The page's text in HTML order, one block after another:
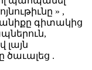
» ,
գիտակից
լայն
ծաւալեց .